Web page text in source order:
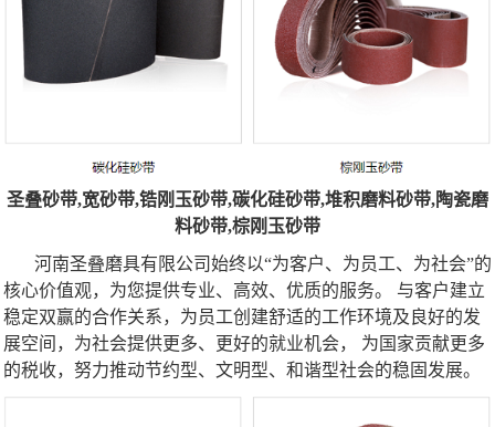
圣叠砂带,宽砂带,锆刚玉砂带,碳化硅砂带,堆积磨料砂带,陶瓷磨
料砂带,棕刚玉砂带
河南圣叠磨具有限公司始终以“为客户、为员工、为社会”的
核心价值观，为您提供专业、高效、优质的服务。 与客户建立
稳定双赢的合作关系，为员工创建舒适的工作环境及良好的发
展空间，为社会提供更多、更好的就业机会， 为国家贡献更多
的税收，努力推动节约型、文明型、和谐型社会的稳固发展。